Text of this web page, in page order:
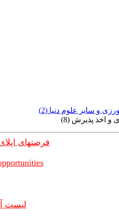
و سایر علوم دنیا (2)
و اخذ پذیرش (8)
فرصتهای
لیست